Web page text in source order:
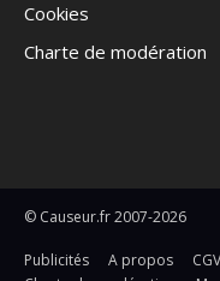
Cookies
Charte de modération
© Causeur.fr 2007-2026
Publicités A propos CGV